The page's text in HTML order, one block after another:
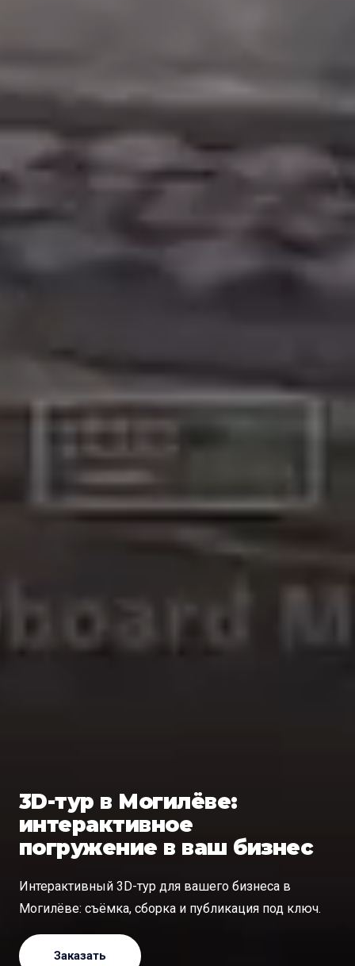
3D-тур в Могилёве:
интерактивное
погружение в ваш бизнес
Интерактивный 3D-тур для вашего бизнеса в
Могилёве: съёмка, сборка и публикация под ключ.
Заказать